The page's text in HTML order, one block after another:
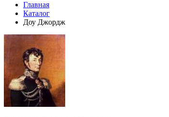
Главная
Каталог
Доу Джордж